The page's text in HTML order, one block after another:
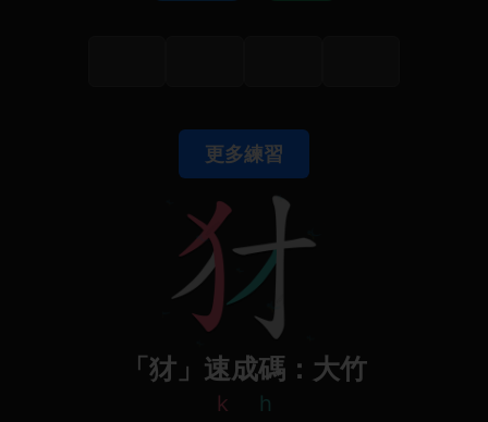
更多練習
「犲」速成碼：大竹
k h